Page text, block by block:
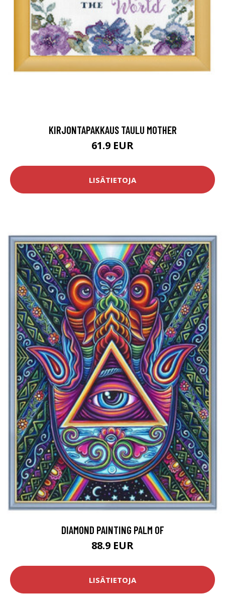
KIRJONTAPAKKAUS TAULU MOTHER
61.9 EUR
LISÄTIETOJA
DIAMOND PAINTING PALM OF
88.9 EUR
LISÄTIETOJA